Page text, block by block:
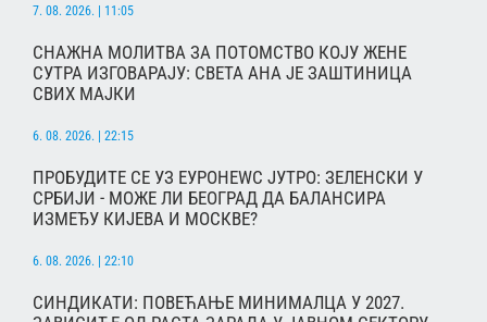
7. 08. 2026. | 11:05
СНАЖНА МОЛИТВА ЗА ПОТОМСТВО КОЈУ ЖЕНЕ
СУТРА ИЗГОВАРАЈУ: СВЕТА АНА ЈЕ ЗАШТИНИЦА
СВИХ МАЈКИ
6. 08. 2026. | 22:15
ПРОБУДИТЕ СЕ УЗ ЕУРОНЕWС ЈУТРО: ЗЕЛЕНСКИ У
СРБИЈИ - МОЖЕ ЛИ БЕОГРАД ДА БАЛАНСИРА
ИЗМЕЂУ КИЈЕВА И МОСКВЕ?
6. 08. 2026. | 22:10
СИНДИКАТИ: ПОВЕЋАЊЕ МИНИМАЛЦА У 2027.